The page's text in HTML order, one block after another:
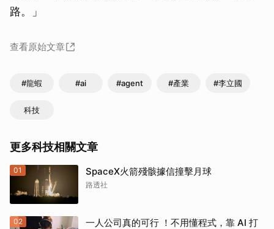
路。」
查看原始文章
#龍蝦 #ai #agent #產業 #李立國
科技
更多科技相關文章
01 SpaceX火箭殘骸據信撞擊月球
路透社
02
一人公司真的可行 ！不用懂程式，靠 AI 打